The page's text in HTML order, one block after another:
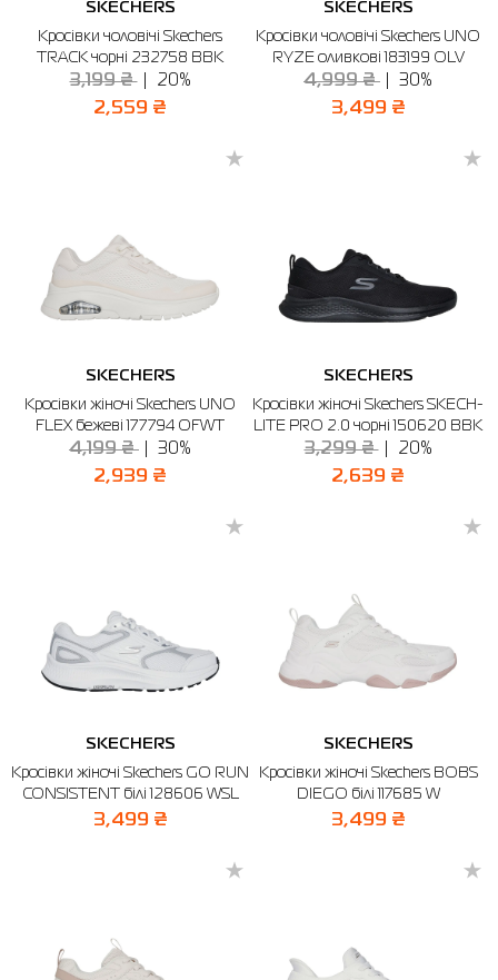
SKECHERS
Кросівки чоловічі Skechers
TRACK чорні 232758 BBK
3,199 ₴ 20%
2,559 ₴
SKECHERS
Кросівки чоловічі Skechers UNO
RYZE оливкові 183199 OLV
4,999 ₴ 30%
3,499 ₴
SKECHERS
Кросівки жіночі Skechers UNO
FLEX бежеві 177794 OFWT
4,199 ₴ 30%
2,939 ₴
SKECHERS
Кросівки жіночі Skechers SKECH-
LITE PRO 2.0 чорні 150620 BBK
3,299 ₴ 20%
2,639 ₴
SKECHERS
Кросівки жіночі Skechers GO RUN
CONSISTENT білі 128606 WSL
3,499 ₴
SKECHERS
Кросівки жіночі Skechers BOBS
DIEGO білі 117685 W
3,499 ₴